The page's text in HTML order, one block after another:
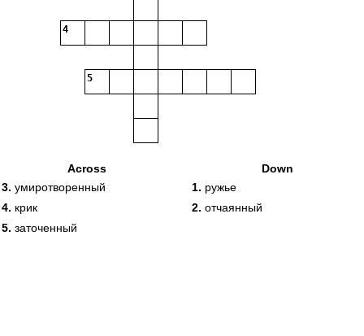
4
5
Across
3. умиротворенный
4. крик
5. заточенный
Down
1. ружье
2. отчаянный